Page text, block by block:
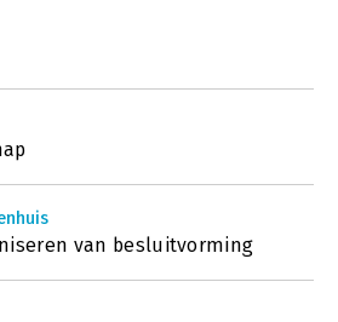
van besluitvorming